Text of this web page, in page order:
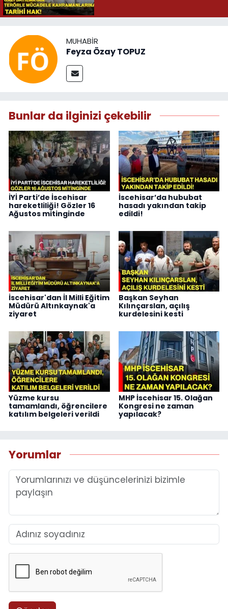
MUHABIR
Feyza Özay TOPUZ
Bunlar da ilginizi çekebilir
İYİ Parti’de İscehisar
hareketliliği! Gözler 16
Ağustos mitinginde
İscehisar’da hububat
hasadı yakından takip
edildi!
İscehisar'dan İl Milli Eğitim
Müdürü Altınkaynak'a
ziyaret
Başkan Seyhan
Kılınçarslan, açılış
kurdelesini kesti
Yüzme kursu
tamamlandı, öğrencilere
katılım belgeleri verildi
MHP İscehisar 15. Olağan
Kongresi ne zaman
yapılacak?
Yorumlar